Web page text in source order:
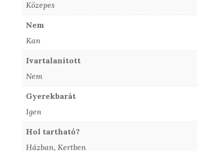
Közepes
Nem
Kan
Ivartalanított
Nem
Gyerekbarát
Igen
Hol tartható?
Házban, Kertben